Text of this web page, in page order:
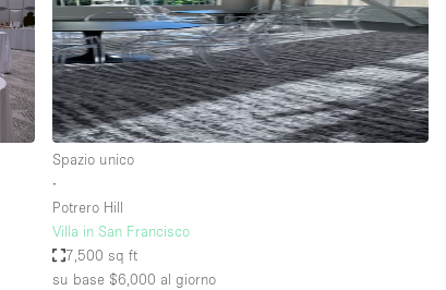
Spazio unico
∙
Potrero Hill
Villa in San Francisco
7,500 sq ft
su base $6,000 al giorno